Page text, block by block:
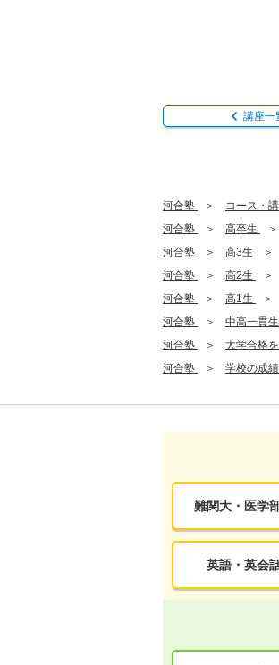
講座一
河合塾 コース・
河合塾
高卒生
河合塾
高3生
河合塾
高2生
河合塾
高1生
河合塾
中高一貫生
河合塾
大学合格
河合塾
学校の成
難関大・医学
英語・英会